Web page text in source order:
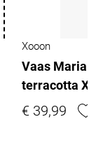
Xooon
Vaas Maria
terracotta
€ 39,99